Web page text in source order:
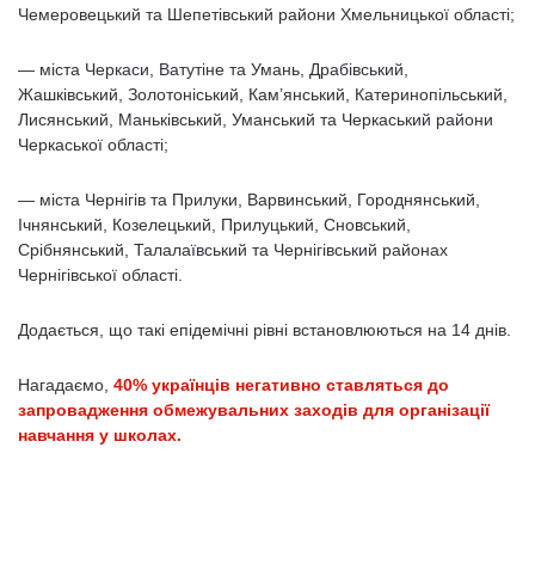
Чемеровецький та Шепетівський райони Хмельницької області;
— міста Черкаси, Ватутіне та Умань, Драбівський,
Жашківський, Золотоніський, Кам’янський, Катеринопільський,
Лисянський, Маньківський, Уманський та Черкаський райони
Черкаської області;
— міста Чернігів та Прилуки, Варвинський, Городнянський,
Ічнянський, Козелецький, Прилуцький, Сновський,
Срібнянський, Талалаївський та Чернігівський районах
Чернігівської області.
Додається, що такі епідемічні рівні встановлюються на 14 днів.
Нагадаємо, 40% українців негативно ставляться до
запровадження обмежувальних заходів для організації
навчання у школах.